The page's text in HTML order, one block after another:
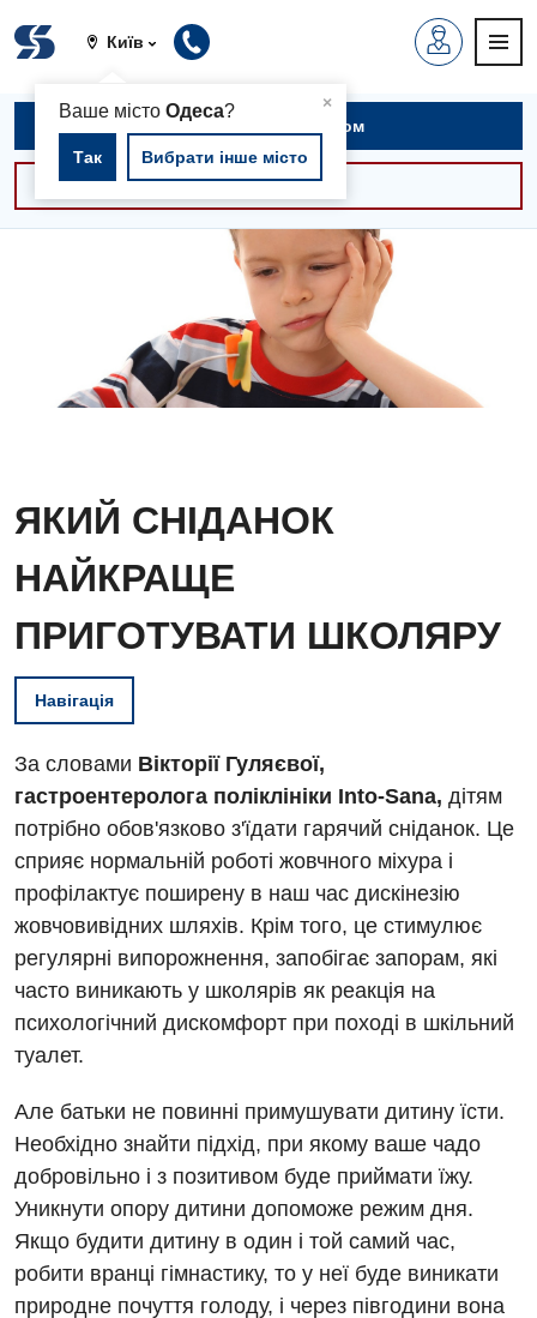
Київ
×
Ваше містоОдеса?
Так Вибрати інше місто
Вакансії
Інтернатура
Енциклопедія
Програма лояльності
Відгуки
Діагностика
Діагностичне відділення
Ендоскопічне відділення
Інструментальна діагностика
Рентгенографія
Записатися на прийом
Консультації -30%
ЯКИЙ СНІДАНОК
НАЙКРАЩЕ
ПРИГОТУВАТИ ШКОЛЯРУ
Навігація
За словами Вікторії Гуляєвої,
гастроентеролога поліклініки Into-Sana, дітям
потрібно обов'язково з'їдати гарячий сніданок. Це
сприяє нормальній роботі жовчного міхура і
профілактує поширену в наш час дискінезію
жовчовивідних шляхів. Крім того, це стимулює
регулярні випорожнення, запобігає запорам, які
часто виникають у школярів як реакція на
психологічний дискомфорт при поході в шкільний
туалет.
Але батьки не повинні примушувати дитину їсти.
Необхідно знайти підхід, при якому ваше чадо
добровільно і з позитивом буде приймати їжу.
Уникнути опору дитини допоможе режим дня.
Якщо будити дитину в один і той самий час,
робити вранці гімнастику, то у неї буде виникати
природне почуття голоду, і через півгодини вона